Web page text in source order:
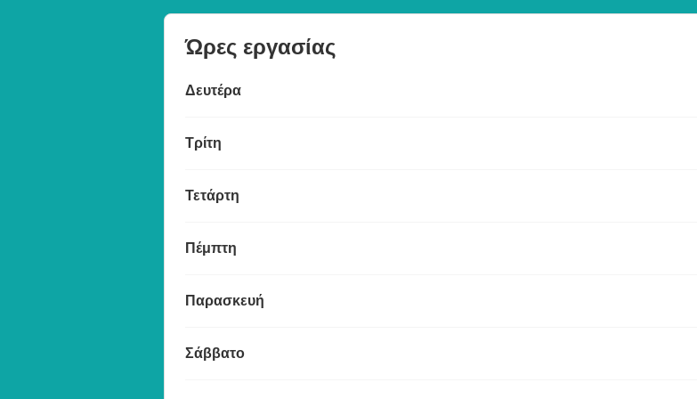
Ώρες εργασίας
Δευτέρα
Τρίτη
Τετάρτη
Πέμπτη
Παρασκευή
Σάββατο